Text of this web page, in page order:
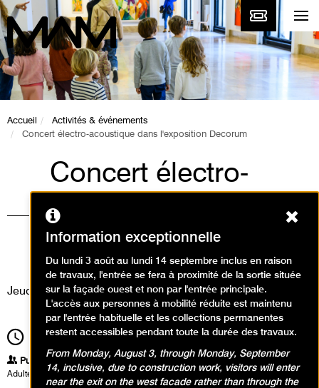
Accueil
Activités & événements
Concert électro-acoustique dans l'exposition Decorum
Concert électro-
acoustique dans
l'exposition Decorum
Événement / Concert
Jeudi 23 janvier 2014
19h15Durée2h00
Publics
Adultes
Information exceptionnelle
Du lundi 3 août au lundi 14 septembre inclus en raison
de travaux, l'entrée se fera à proximité de la sortie située
sur la façade ouest et non par l'entrée principale.
L'accès aux personnes à mobilité réduite est maintenu
par l'entrée habituelle et les collections permanentes
restent accessibles pendant toute la durée des travaux.
From Monday, August 3, through Monday, September
14, inclusive, due to construction work, visitors will enter
near the exit on the west facade rather than through the